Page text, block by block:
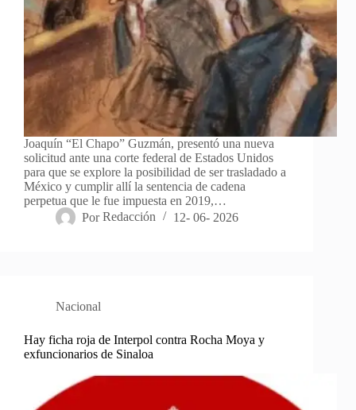
Joaquín “El Chapo” Guzmán, presentó una nueva
solicitud ante una corte federal de Estados Unidos
para que se explore la posibilidad de ser trasladado a
México y cumplir allí la sentencia de cadena
perpetua que le fue impuesta en 2019,…
Por Redacción 12- 06- 2026
Nacional
Hay ficha roja de Interpol contra Rocha Moya y
exfuncionarios de Sinaloa